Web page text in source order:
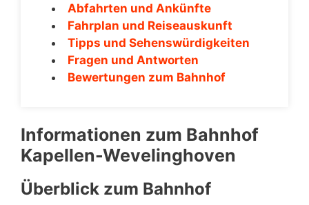
Abfahrten und Ankünfte
Fahrplan und Reiseauskunft
Tipps und Sehenswürdigkeiten
Fragen und Antworten
Bewertungen zum Bahnhof
Informationen zum Bahnhof
Kapellen-Wevelinghoven
Überblick zum Bahnhof